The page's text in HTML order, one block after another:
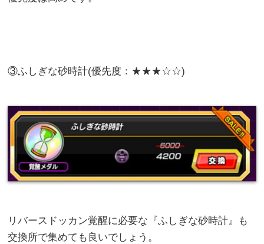
③ふしぎな砂時計(優先度：★★★☆☆)
リバースドッカン覚醒に必要な『ふしぎな砂時計』も
交換所で集めても良いでしょう。